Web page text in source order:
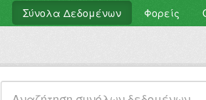
Σύνολα Δεδομένων Φορείς